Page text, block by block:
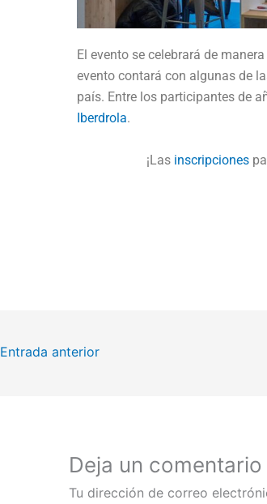
El evento se celebrará de manera
evento contará con algunas de
país. Entre los participantes de
Iberdrola.
¡Lasinscripciones
Entrada anterior
Deja un comentario
Tu dirección de correo